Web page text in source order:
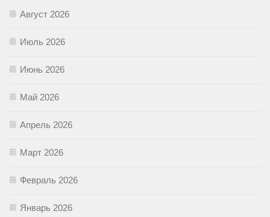
Август 2026
Июль 2026
Июнь 2026
Май 2026
Апрель 2026
Март 2026
Февраль 2026
Январь 2026